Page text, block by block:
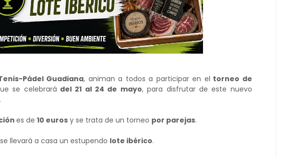
Pádel Guadiana, animan a todos a participar en el torneo de
se celebrará del 21 al 24 de mayo, para disfrutar de este nuevo
es de 10 euros y se trata de un torneo por parejas.
llevará a casa un estupendo lote ibérico.